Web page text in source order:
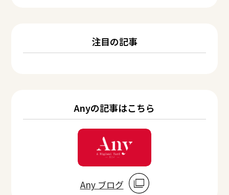
注目の記事
Anyの記事はこちら
Any ブログ